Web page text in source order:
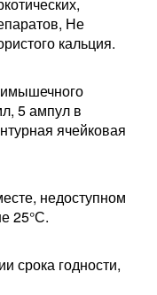
Не
кальция.
5 ампул в
ячейковая
недоступном
25°С.
срока годности,